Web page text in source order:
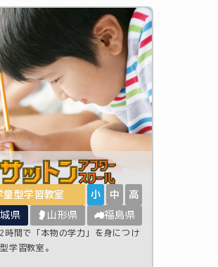
童型学習教室 小 中 高
県 山形県 福島県
時間で「本物の学力」を身につけ
学習教室。